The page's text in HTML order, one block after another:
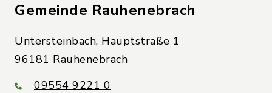
Gemeinde Rauhenebrach
Untersteinbach, Hauptstraße 1
96181 Rauhenebrach
09554 9221 0